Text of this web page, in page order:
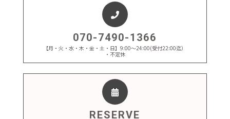
070-7490-1366
【月・火・水・木・金・土・日】9:00～24:00(受付22:00迄）
・不定休
RESERVE